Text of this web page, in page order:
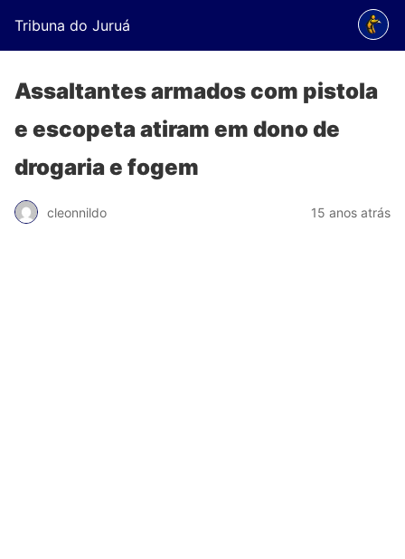
Tribuna do Juruá
Assaltantes armados com pistola
e escopeta atiram em dono de
drogaria e fogem
cleonnildo 15 anos atrás